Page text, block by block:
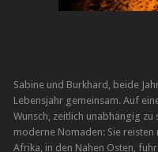
Sabine und Burkhard, beide
Lebensjahr gemeinsam. Auf
Wunsch, zeitlich unabhängig
moderne Nomaden: Sie reisten
Afrika, in den Nahen Osten,